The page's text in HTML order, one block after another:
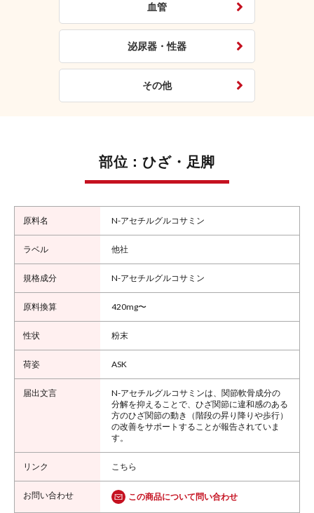
血管
泌尿器・性器
その他
部位：ひざ・足脚
N-アセチルグルコサミン
他社
N-アセチルグルコサミン
420mg〜
粉末
ASK
N-アセチルグルコサミンは、関節軟骨成分の
分解を抑えることで、ひざ関節に違和感のある
方のひざ関節の動き（階段の昇り降りや歩行）
の改善をサポートすることが報告されていま
す。
こちら
この商品について問い合わせ